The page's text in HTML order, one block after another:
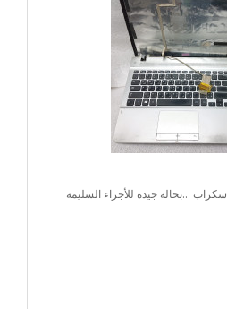
لابتوب سامسونغ NP300ESZ سكراب ..بحالة جيدة للأجزاء السليمة